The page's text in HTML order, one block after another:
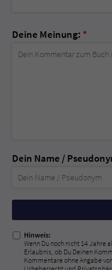
Deine Meinung: *
Dein Name /
Nicht
ausfüllen!
Hinweis:
Wenn Du noch nicht 14 Jahre
Erlaubnis, ob Du Deinen
Kommentare ohne Angabe